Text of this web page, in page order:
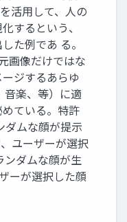
活用して、人の
するという、
た例であ る。
画像だけではな
ジするあらゆ
音楽、等）に適
ている。特許
ダムな顔が提示
ユーザーが選択
ンダムな顔が生
ーが選択した顔